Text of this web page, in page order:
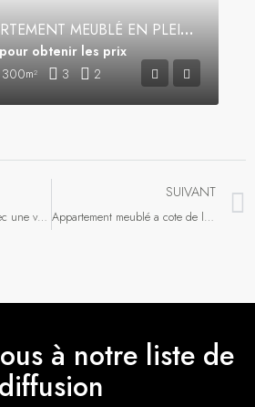
LUXUEUX APPARTEMENT MEUBLÉ EN PLEIN CENTRE VILLE
300m² 3 2
obtenir les prix
Appartement à louer avec une vue à couper le souffle sur la corniche de Tanger !
SUIVANT
Appartement meublé a cote de la gare
à notre liste de
diffusion